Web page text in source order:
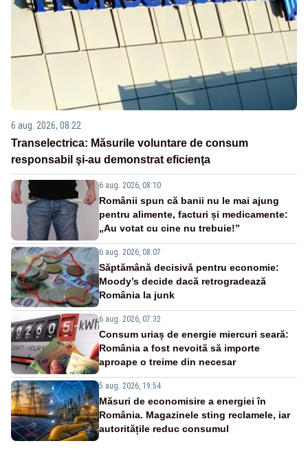
6 aug. 2026, 08:22
Transelectrica: Măsurile voluntare de consum
responsabil şi-au demonstrat eficienţa
6 aug. 2026, 08:10
Românii spun că banii nu le mai ajung
pentru alimente, facturi și medicamente:
„Au votat cu cine nu trebuie!”
6 aug. 2026, 08:07
Săptămână decisivă pentru economie:
Moody’s decide dacă retrogradează
România la junk
6 aug. 2026, 07:32
Consum uriaș de energie miercuri seară:
România a fost nevoită să importe
aproape o treime din necesar
5 aug. 2026, 19:54
Măsuri de economisire a energiei în
România. Magazinele sting reclamele, iar
autoritățile reduc consumul